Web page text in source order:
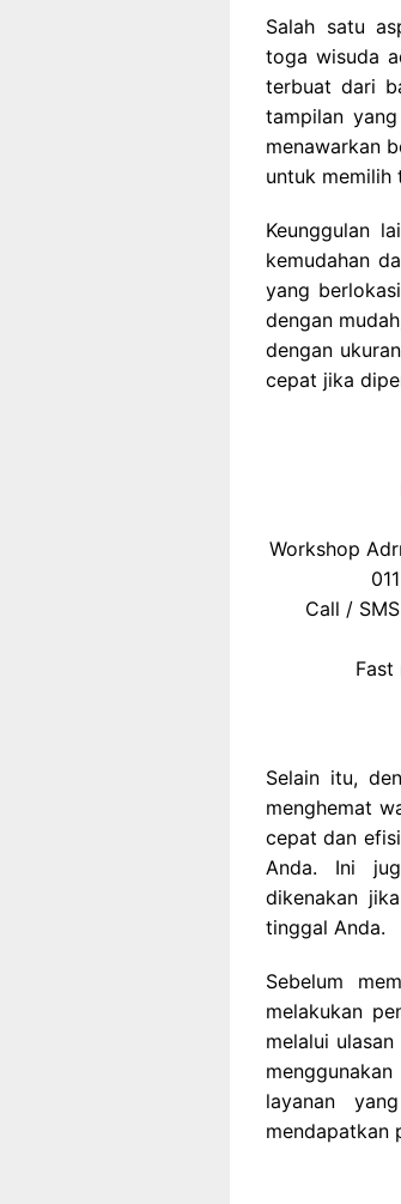
Salah satu
toga wisuda
terbuat dari
tampilan
menawarkan
untuk memilih
Keunggulan
kemudahan
yang
dengan
dengan
cepat jika
Workshop
Call /
Fast
Selain itu,
menghemat
cepat dan
Anda. Ini
dikenakan
tinggal Anda.
Sebelum
melakukan
melalui
layanan
mendapatkan